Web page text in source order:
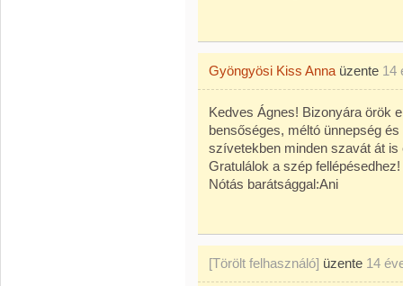
Gyöngyösi Kiss Anna üzente 14
Kedves Ágnes! Bizonyára örök
bensőséges, méltó ünnepség
szívetekben minden szavát át is
Gratulálok a szép fellépésedhez!
Nótás barátsággal:Ani
[Törölt felhasználó] üzente 14